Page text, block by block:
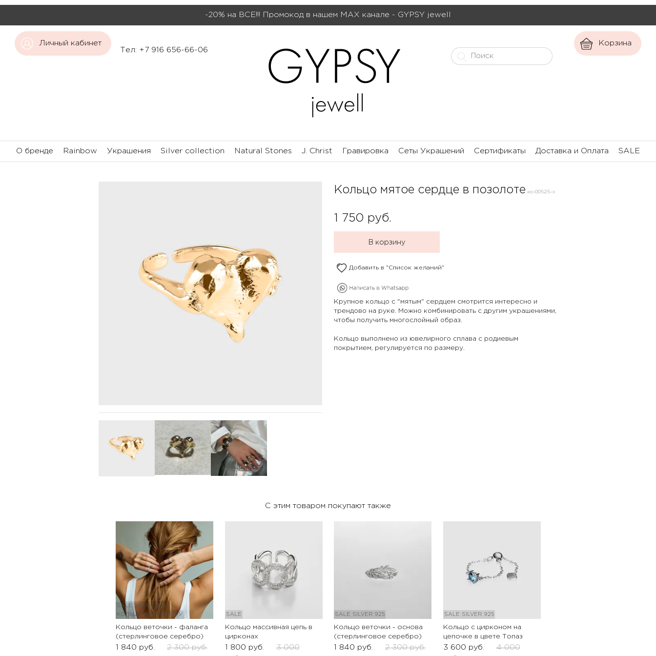
-20% на ВСЕ!!! Промокод в нашем МАХ канале - GYPSY jewell
Тел: +7 916 656-66-06
Корзина
О бренде Rainbow Украшения Silver collection Natural Stones J. Christ Гравировка Сеты Украшений Сертификаты Доставка и Оплата SALE
Кольцо мятое сердце в позолоте ко-00525-з
1 750 руб.
В корзину
Добавить в "Список желаний"
Крупное кольцо с "мятым" сердцем смотрится интересно и
трендово на руке. Можно комбинировать с другим украшениями,
чтобы получить многослойный образ.
Кольцо выполнено из ювелирного сплава с родиевым
покрытием, регулируется по размеру.
С этим товаром покупают также
SALE SILVER 925
КОЛЬЦО НА ФАЛАНГУ
Кольцо веточки - фаланга
(стерлинговое серебро)
1 840 руб. 2 300 руб.
SALE
Кольцо массивная цепь в
цирконах
1 800 руб.
3 000
SALE SILVER 925
Кольцо веточки - основа
(стерлинговое серебро)
1 840 руб. 2 300 руб.
SALE SILVER 925
Кольцо с цирконом на
цепочке в цвете Топаз
3 600 руб.
4 000
Личный кабинет